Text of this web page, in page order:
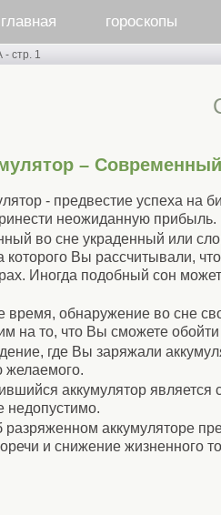
главная гороскопы
- стр. 1
–
- предвестие успеха на
неожиданную прибыль.
во сне украденный или
которого Вы рассчитывали,
Иногда подобный сон
время, обнаружение во сне
на то, что Вы сможете
где Вы заряжали
желаемого.
аккумулятор является
недопустимо.
разряженном аккумуляторе
и снижение жизненного